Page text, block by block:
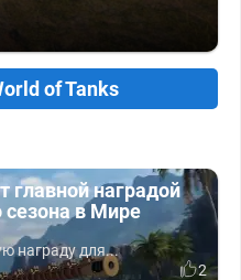
of Tanks
главной наградой
в Мире
награду для...
2